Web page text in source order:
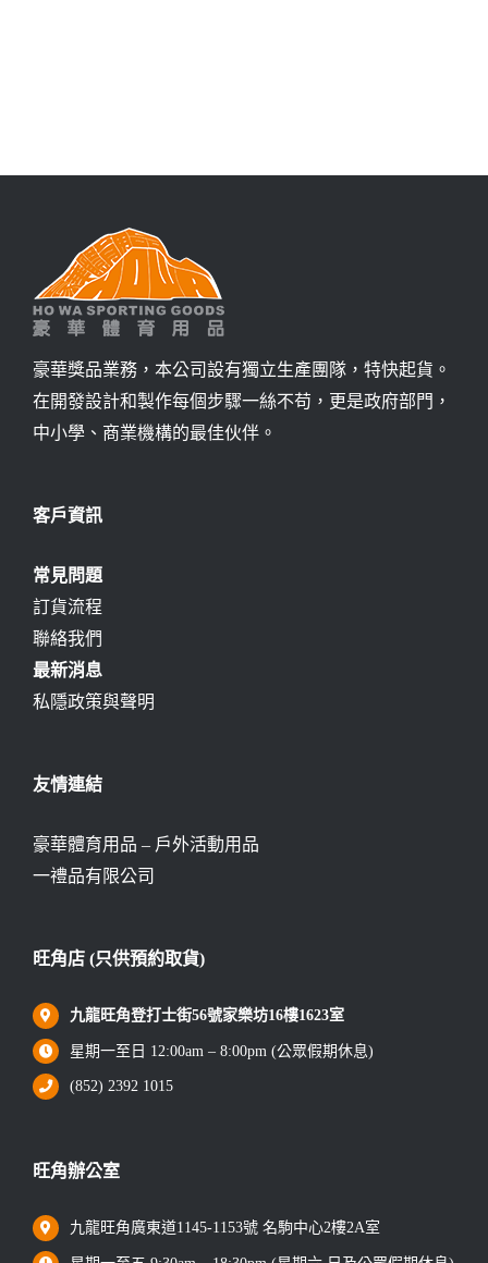
詢價
豪華獎品業務，本公司設有獨立生產團隊，特快起貨。
在開發設計和製作每個步驟一絲不苟，更是政府部門，
中小學、商業機構的最佳伙伴。
客戶資訊
常見問題
訂貨流程
聯絡我們
最新消息
私隱政策與聲明
友情連結
豪華體育用品 – 戶外活動用品
一禮品有限公司
旺角店 (只供預約取貨)
九龍旺角登打士街56號家樂坊16樓1623室
星期一至日 12:00am – 8:00pm (公眾假期休息)
(852) 2392 1015
旺角辦公室
九龍旺角廣東道1145-1153號 名駒中心2樓2A室